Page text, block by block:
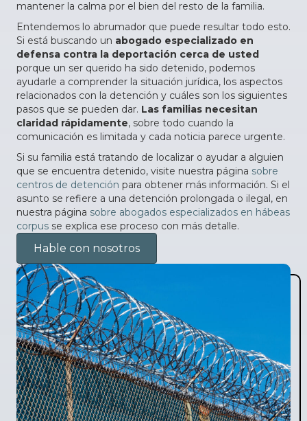
mantener la calma por el bien del resto de la familia.
Entendemos lo abrumador que puede resultar todo esto.
Si está buscando un abogado especializado en
defensa contra la deportación cerca de usted
porque un ser querido ha sido detenido, podemos
ayudarle a comprender la situación jurídica, los aspectos
relacionados con la detención y cuáles son los siguientes
pasos que se pueden dar. Las familias necesitan
claridad rápidamente, sobre todo cuando la
comunicación es limitada y cada noticia parece urgente.
Si su familia está tratando de localizar o ayudar a alguien
que se encuentra detenido, visite nuestra página sobre
centros de detención para obtener más información. Si el
asunto se refiere a una detención prolongada o ilegal, en
nuestra página sobre abogados especializados en hábeas
corpus se explica ese proceso con más detalle.
Hable con nosotros